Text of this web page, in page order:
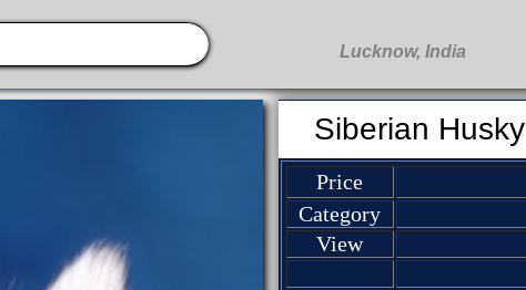
Siberian Husky
Price
Category
View